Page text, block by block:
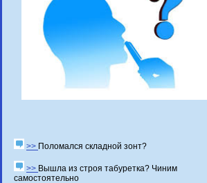
>> Поломался складной зонт?
>> Вышла из строя табуретка? Чиним
самостоятельно